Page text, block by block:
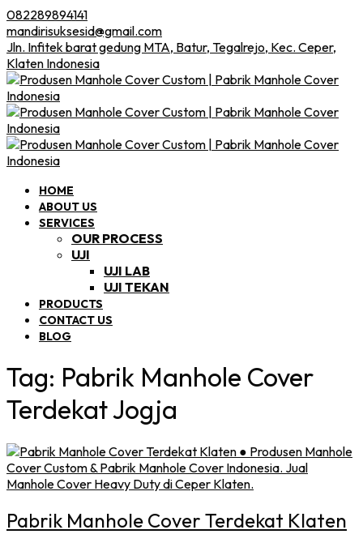
082289894141
mandirisuksesid@gmail.com
Jln. Infitek barat gedung MTA, Batur, Tegalrejo, Kec. Ceper,
Klaten Indonesia
HOME
ABOUT US
SERVICES
OUR PROCESS
UJI
UJI LAB
UJI TEKAN
PRODUCTS
CONTACT US
BLOG
Tag: Pabrik Manhole Cover
Terdekat Jogja
Pabrik Manhole Cover Terdekat Klaten